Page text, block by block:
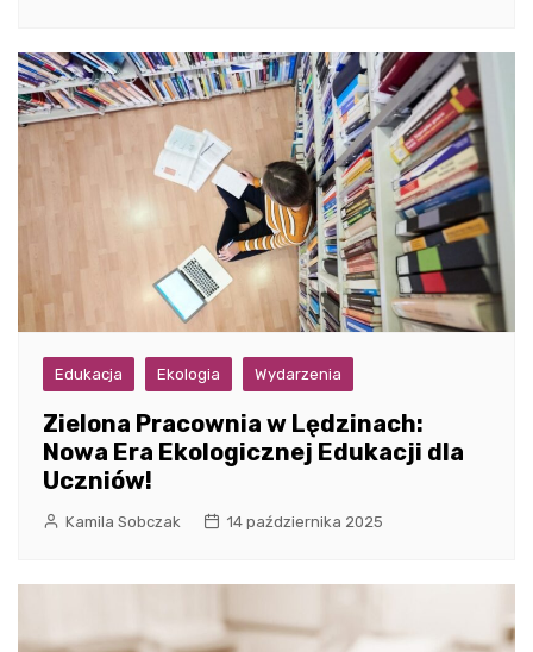
Edukacja Ekologia Wydarzenia
Zielona Pracownia w Lędzinach:
Nowa Era Ekologicznej Edukacji dla
Uczniów!
Kamila Sobczak 14 października 2025